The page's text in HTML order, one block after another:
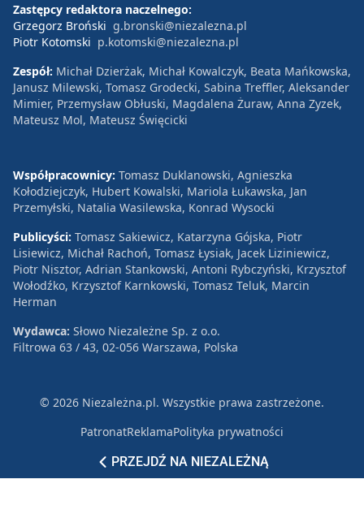
PRZEJDŹ NA NIEZALEŻNĄ
Zastępcy redaktora naczelnego:
Grzegorz Broński g.bronski@niezalezna.pl
Piotr Kotomski p.kotomski@niezalezna.pl
Zespół: Michał Dzierżak, Michał Kowalczyk, Beata Mańkowska,
Janusz Milewski, Tomasz Grodecki, Sabina Treffler, Aleksander
Mimier, Przemysław Obłuski, Magdalena Żuraw, Anna Zyzek,
Mateusz Mol, Mateusz Święcicki
Współpracownicy: Tomasz Duklanowski, Agnieszka
Kołodziejczyk, Hubert Kowalski, Mariola Łukawska, Jan
Przemyłski, Natalia Wasilewska, Konrad Wysocki
Publicyści: Tomasz Sakiewicz, Katarzyna Gójska, Piotr
Lisiewicz, Michał Rachoń, Tomasz Łysiak, Jacek Liziniewicz,
Piotr Nisztor, Adrian Stankowski, Antoni Rybczyński, Krzysztof
Wołodźko, Krzysztof Karnkowski, Tomasz Teluk, Marcin
Herman
Wydawca: Słowo Niezależne Sp. z o.o.
Filtrowa 63 / 43, 02-056 Warszawa, Polska
© 2026 Niezależna.pl. Wszystkie prawa zastrzeżone.
PatronatReklamaPolityka prywatności